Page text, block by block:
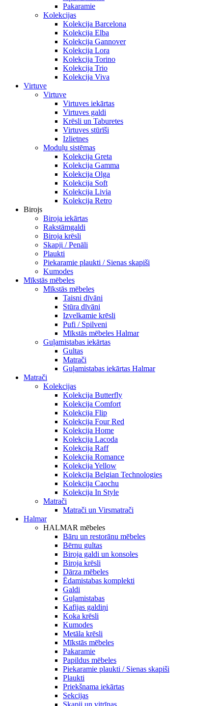
Pakaramie
Kolekcijas
Kolekcija Barcelona
Kolekcija Elba
Kolekcija Gannover
Kolekcija Lora
Kolekcija Torino
Kolekcija Trio
Kolekcija Viva
Virtuve
Virtuve
Virtuves iekārtas
Virtuves galdi
Krēsli un Taburetes
Virtuves stūrīši
Izlietnes
Moduļu sistēmas
Kolekcija Greta
Kolekcija Gamma
Kolekcija Olga
Kolekcija Soft
Kolekcija Livia
Kolekcija Retro
Birojs
Biroja iekārtas
Rakstāmgaldi
Biroja krēsli
Skapji / Penāli
Plaukti
Piekaramie plaukti / Sienas skapiši
Kumodes
Mīkstās mēbeles
Mīkstās mēbeles
Taisni dīvāni
Stūra dīvāni
Izvelkamie krēsli
Pufi / Spilveni
Mīkstās mēbeles Halmar
Guļamistabas iekārtas
Gultas
Matrači
Guļamistabas iekārtas Halmar
Matrači
Kolekcijas
Kolekcija Butterfly
Kolekcija Comfort
Kolekcija Flip
Kolekcija Four Red
Kolekcija Home
Kolekcija Lacoda
Kolekcija Raff
Kolekcija Romance
Kolekcija Yellow
Kolekcija Belgian Technologies
Kolekcija Caochu
Kolekcija In Style
Matrači
Matrači un Virsmatrači
Halmar
HALMAR mēbeles
Bāru un restorānu mēbeles
Bērnu gultas
Biroja galdi un konsoles
Biroja krēsli
Dārza mēbeles
Ēdamistabas komplekti
Galdi
Guļamistabas
Kafijas galdiņi
Koka krēsli
Kumodes
Metāla krēsli
Mīkstās mēbeles
Pakaramie
Papildus mēbeles
Piekaramie plaukti / Sienas skapiši
Plaukti
Priekšnama iekārtas
Sekcijas
Skapji un vitrīnas